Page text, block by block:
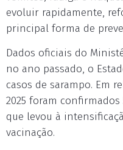
evoluir rapidamente,
principal forma de
Dados oficiais do
no ano passado, o
casos de sarampo. Em
2025 foram confirmados
que levou à
vacinação.